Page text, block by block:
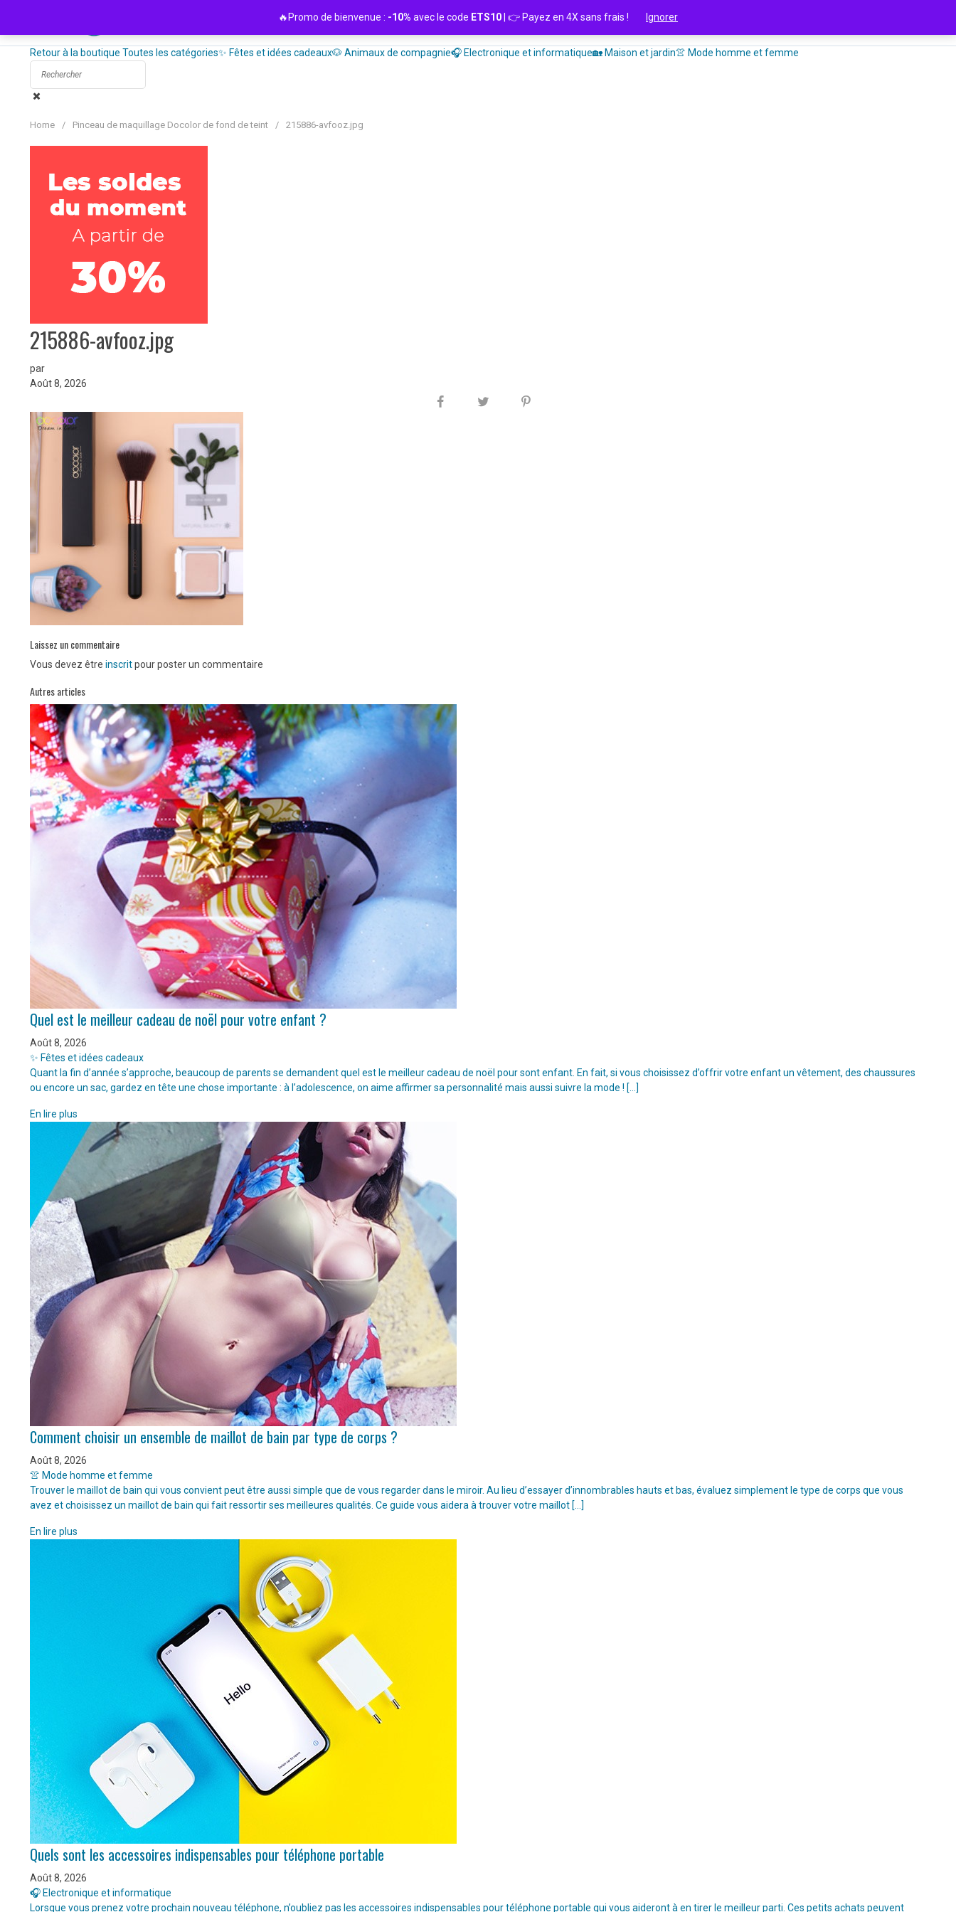
contenu
Retour à la boutique Toutes les catégories✨ Fêtes et idées cadeaux🐶 Animaux de compagnie🎧 Electronique et informatique🏡 Maison et jardin👚 Mode homme et femme
Home / Pinceau de maquillage Docolor de fond de teint / 215886-avfooz.jpg
215886-avfooz.jpg
par
Août 8, 2026
Laissez un commentaire
Vous devez être inscritpour poster un commentaire
Autres articles
Quel est le meilleur cadeau de noël pour votre enfant ?
Août 8, 2026
✨ Fêtes et idées cadeaux
Quant la fin d’année s’approche, beaucoup de parents se demandent quel est le meilleur cadeau de noël pour sont enfant. En fait, si vous choisissez d’offrir votre enfant un vêtement, des chaussures
ou encore un sac, gardez en tête une chose importante : à l’adolescence, on aime affirmer sa personnalité mais aussi suivre la mode ! […]
En lire plus
Comment choisir un ensemble de maillot de bain par type de corps ?
Août 8, 2026
👚 Mode homme et femme
Trouver le maillot de bain qui vous convient peut être aussi simple que de vous regarder dans le miroir. Au lieu d’essayer d’innombrables hauts et bas, évaluez simplement le type de corps que vous
avez et choisissez un maillot de bain qui fait ressortir ses meilleures qualités. Ce guide vous aidera à trouver votre maillot […]
En lire plus
Quels sont les accessoires indispensables pour téléphone portable
Août 8, 2026
🎧 Electronique et informatique
Lorsque vous prenez votre prochain nouveau téléphone, n’oubliez pas les accessoires indispensables pour téléphone portable qui vous aideront à en tirer le meilleur parti. Ces petits achats peuvent
🔥Promo de bienvenue : -10% avec le code ETS10 | 👉 Payez en 4X sans frais ! Ignorer